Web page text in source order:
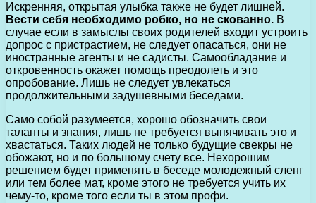
Искренняя, открытая улыбка также не будет лишней.
Вести себя необходимо робко, но не скованно. В
случае если в замыслы своих родителей входит устроить
допрос с пристрастием, не следует опасаться, они не
иностранные агенты и не садисты. Самообладание и
откровенность окажет помощь преодолеть и это
опробование. Лишь не следует увлекаться
продолжительными задушевными беседами.
Само собой разумеется, хорошо обозначить свои
таланты и знания, лишь не требуется выпячивать это и
хвастаться. Таких людей не только будущие свекры не
обожают, но и по большому счету все. Нехорошим
решением будет применять в беседе молодежный сленг
или тем более мат, кроме этого не требуется учить их
чему-то, кроме того если ты в этом профи.